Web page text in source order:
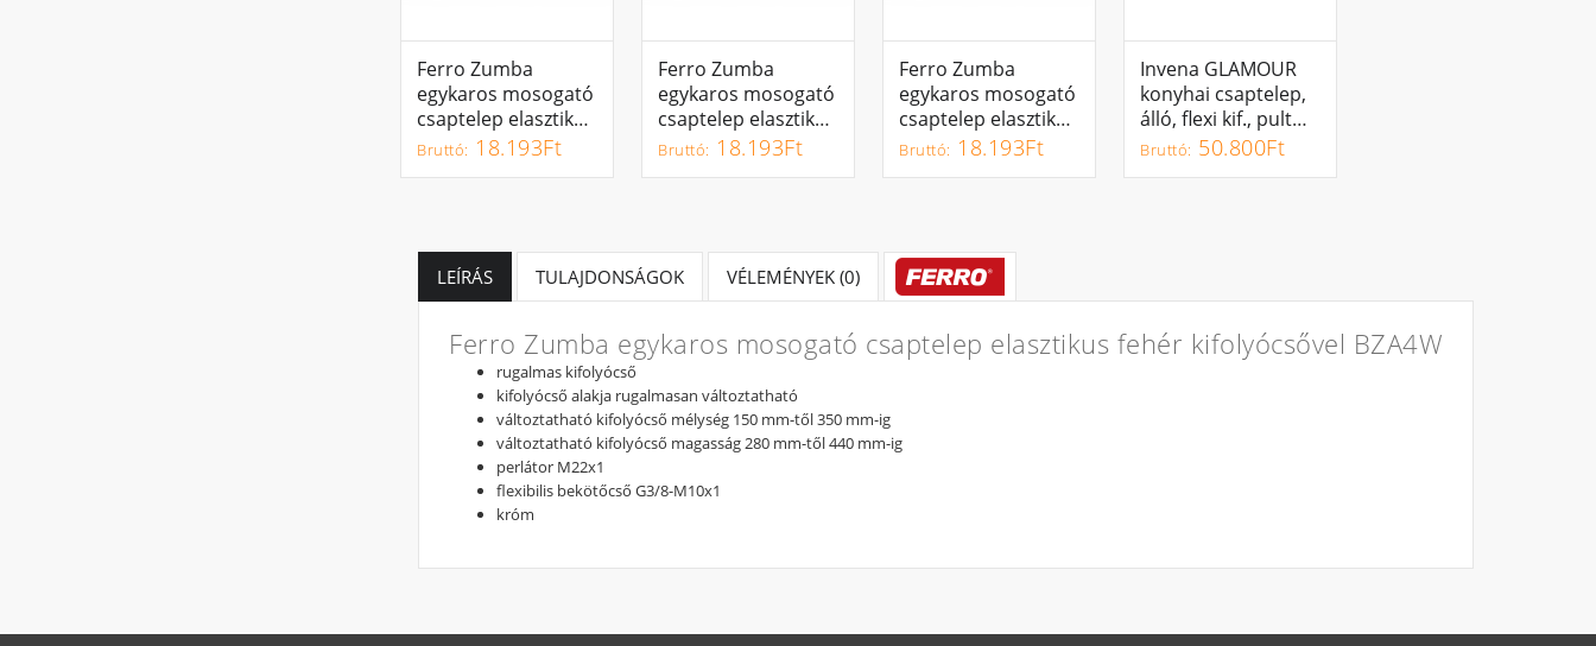
KOSÁRBA
Ferro Zumba
egykaros mosogató
csaptelep elasztikus
fekete kifolyócsővel
18.193Ft
KOSÁRBA
Ferro Zumba
egykaros mosogató
csaptelep elasztikus
bézs kifolyócsővel
18.193Ft
KOSÁRBA
Ferro Zumba
egykaros mosogató
csaptelep elasztikus
ezüst kifolyócsővel
18.193Ft
KOSÁRBA
Invena GLAMOUR
konyhai csaptelep,
álló, flexi kif., pult
alá szerelhető
50.800Ft
LEÍRÁS TULAJDONSÁGOK VÉLEMÉNYEK (0)
Ferro Zumba egykaros mosogató csaptelep elasztikus fehér kifolyócsővel BZA4W
rugalmas kifolyócső
kifolyócső alakja rugalmasan változtatható
változtatható kifolyócső mélység 150 mm-től 350 mm-ig
változtatható kifolyócső magasság 280 mm-től 440 mm-ig
perlátor M22x1
flexibilis bekötőcső G3/8-M10x1
króm